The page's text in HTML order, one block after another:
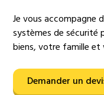
Je vous accompagne
systèmes de
biens, votre famille et
Demander un